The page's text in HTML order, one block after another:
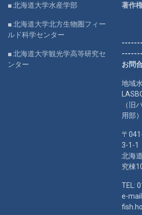
■ 北海道大学水産学部
■ 北海道大学北方生物圏フィー
ルド科学センター
■ 北海道大学観光学高等研究セ
ンター
著作
お問
地域
（旧
用部）
〒
3-1-1
北海
究棟
TEL:
e-